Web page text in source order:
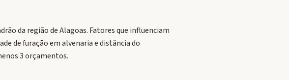
da região de Alagoas. Fatores que influenciam
de furação em alvenaria e distância do
3 orçamentos.